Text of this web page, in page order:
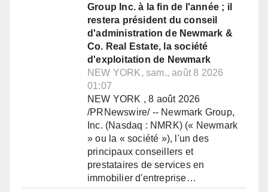
Group Inc. à la fin de l'année ; il
restera président du conseil
d'administration de Newmark &
Co. Real Estate, la société
d'exploitation de Newmark
NEW YORK, sam., août 8 2026
01:07
NEW YORK , 8 août 2026
/PRNewswire/ -- Newmark Group,
Inc. (Nasdaq : NMRK) (« Newmark
» ou la « société »), l'un des
principaux conseillers et
prestataires de services en
immobilier d'entreprise…